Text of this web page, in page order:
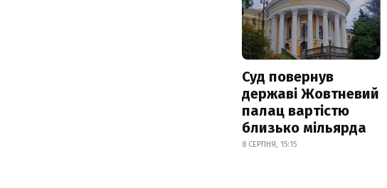
Суд повернув
державі Жовтневий
палац вартістю
близько мільярда
8 СЕРПНЯ, 15:15